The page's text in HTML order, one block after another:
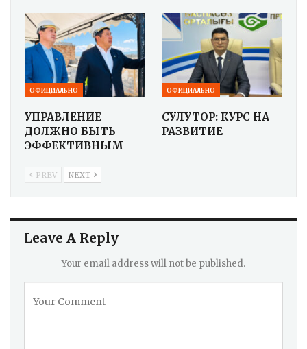
ОФИЦИАЛЬНО
УПРАВЛЕНИЕ
ДОЛЖНО БЫТЬ
ЭФФЕКТИВНЫМ
ОФИЦИАЛЬНО
СУЛУТОР: КУРС НА
РАЗВИТИЕ
PREV NEXT
Leave A Reply
Your email address will not be published.